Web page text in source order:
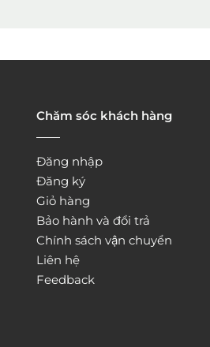
Chăm sóc khách hàng
Đăng nhập
Đăng ký
Giỏ hàng
Bảo hành và đổi trả
Chính sách vận chuyển
Liên hệ
Feedback